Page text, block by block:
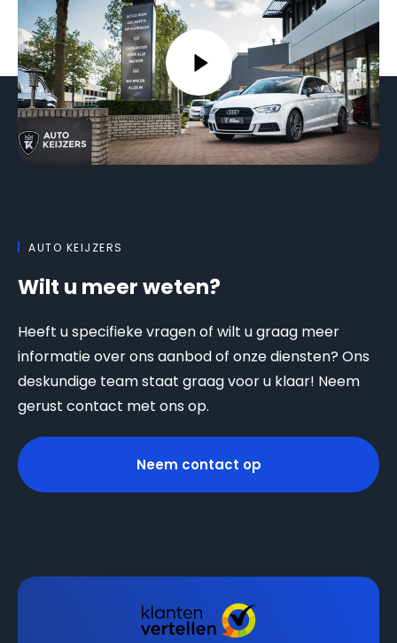
AUTO KEIJZERS
Wilt u meer weten?
Heeft u specifieke vragen of wilt u graag meer
informatie over ons aanbod of onze diensten? Ons
deskundige team staat graag voor u klaar! Neem
gerust contact met ons op.
Neem contact op